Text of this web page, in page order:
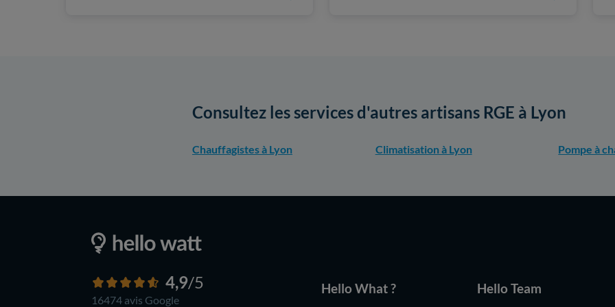
Consultez les services d'autres artisans RGE à Lyon
Chauffagistes à Lyon Climatisation à Lyon Pompe à
4,9/5
16474 avis Google
Hello What ? Hello Team